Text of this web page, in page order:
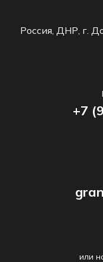
Россия, ДНР, г.
+7
или